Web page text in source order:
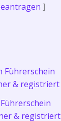
]
& registriert